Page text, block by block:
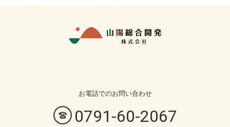
お電話でのお問い合わせ
0791-60-2067